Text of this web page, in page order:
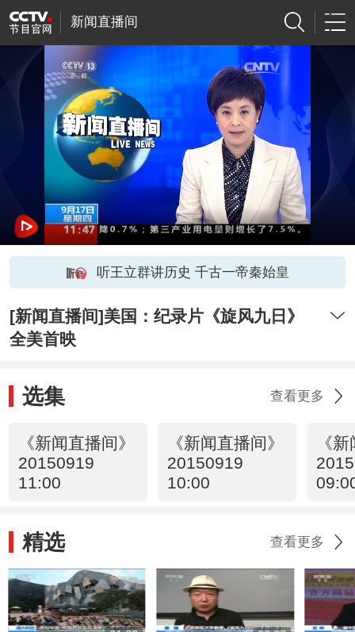
新闻直播间
听王立群讲历史 千古一帝秦始皇
[新闻直播间]美国：纪录片《旋风九日》
全美首映
选集 查看更多
《新闻直播间》
20150919
11:00
《新闻直播间》
20150919
10:00
《
精选 查看更多